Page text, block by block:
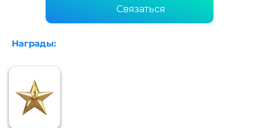
Связаться
Награды: